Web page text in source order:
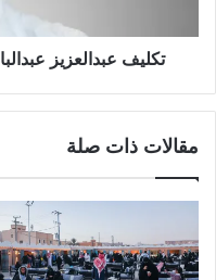
تكليف عبدالعزيز
مقالات ذات صلة